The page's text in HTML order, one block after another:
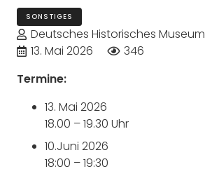
SONSTIGES
Deutsches Historisches Museum
13. Mai 2026
346
Termine:
13. Mai 2026
18.00 –19.30 Uhr
10.Juni 2026
18:00 –19:30